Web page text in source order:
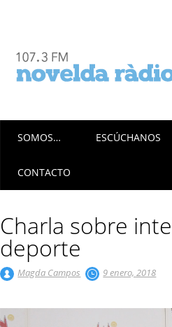
Menú principal
SOMOS… ESCÚCHANOS
CONTACTO
Charla sobre
deporte
Magda Campos 9 enero, 2018